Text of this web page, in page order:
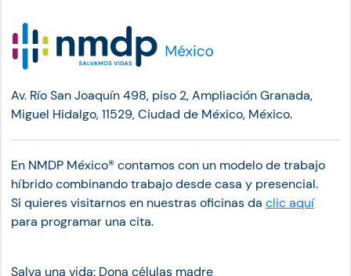
Av. Río San Joaquín 498, piso 2, Ampliación Granada,
Miguel Hidalgo, 11529, Ciudad de México, México.
En NMDP México®︎ contamos con un modelo de trabajo
híbrido combinando trabajo desde casa y presencial.
Si quieres visitarnos en nuestras oficinas da clic aquí
para programar una cita.
Salva una vida: Dona células madre